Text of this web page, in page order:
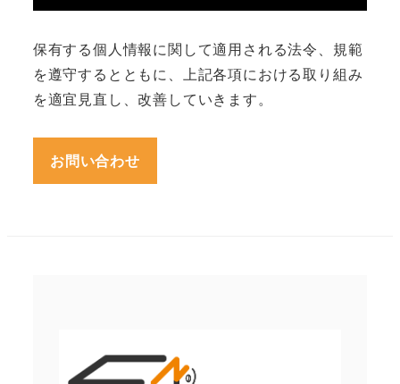
保有する個人情報に関して適用される法令、規範
を遵守するとともに、上記各項における取り組み
を適宜見直し、改善していきます。
お問い合わせ